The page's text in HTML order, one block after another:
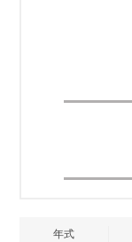
年式